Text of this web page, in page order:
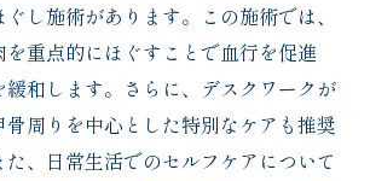
し施術があります。この施術では、
重点的にほぐすことで血行を促進
緩和します。さらに、デスクワークが
周りを中心とした特別なケアも推奨
た、日常生活でのセルフケアについて